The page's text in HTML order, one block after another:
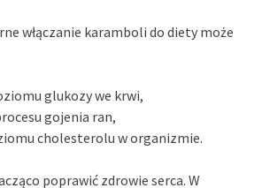
włączanie karamboli do diety może
glukozy we krwi,
gojenia ran,
cholesterolu w organizmie.
poprawić zdrowie serca. W